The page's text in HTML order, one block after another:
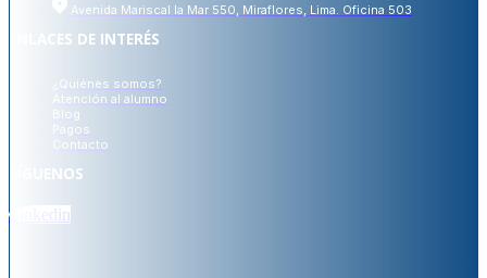
Avenida Mariscal la Mar 550, Miraflores, Lima. Oficina 503
ENLACES DE INTERÉS
¿Quiénes somos?
Atención al alumno
Blog
Pagos
Contacto
SÍGUENOS
Linkedin